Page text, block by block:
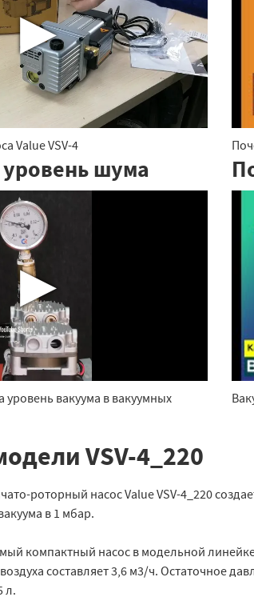
▶
Value VSV-4
шума
▶
уровень вакуума в вакуумных
VSV-4_220
роторный насос Value VSV-4_220
в 1 мбар.
компактный насос в модельной
составляет 3,6 м3/ч. Остаточное
л.